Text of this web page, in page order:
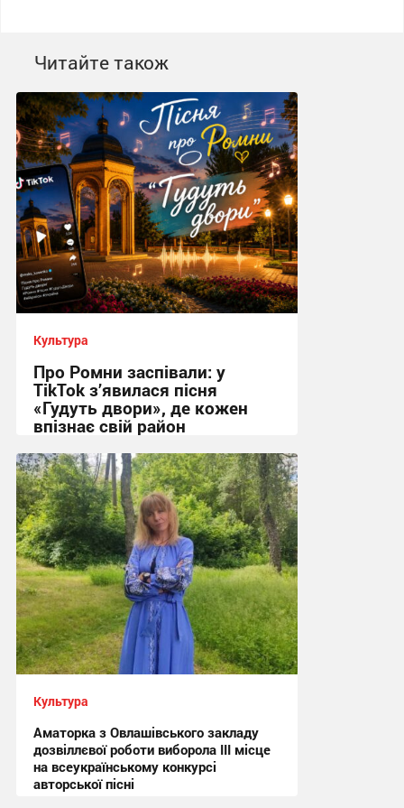
Читайте також
Культура
Про Ромни заспівали: у
TikTok з’явилася пісня
«Гудуть двори», де кожен
впізнає свій район
11:23, 21.07.2026
Культура
Аматорка з Овлашівського закладу
дозвіллєвої роботи виборола ІІІ місце
на всеукраїнському конкурсі
авторської пісні